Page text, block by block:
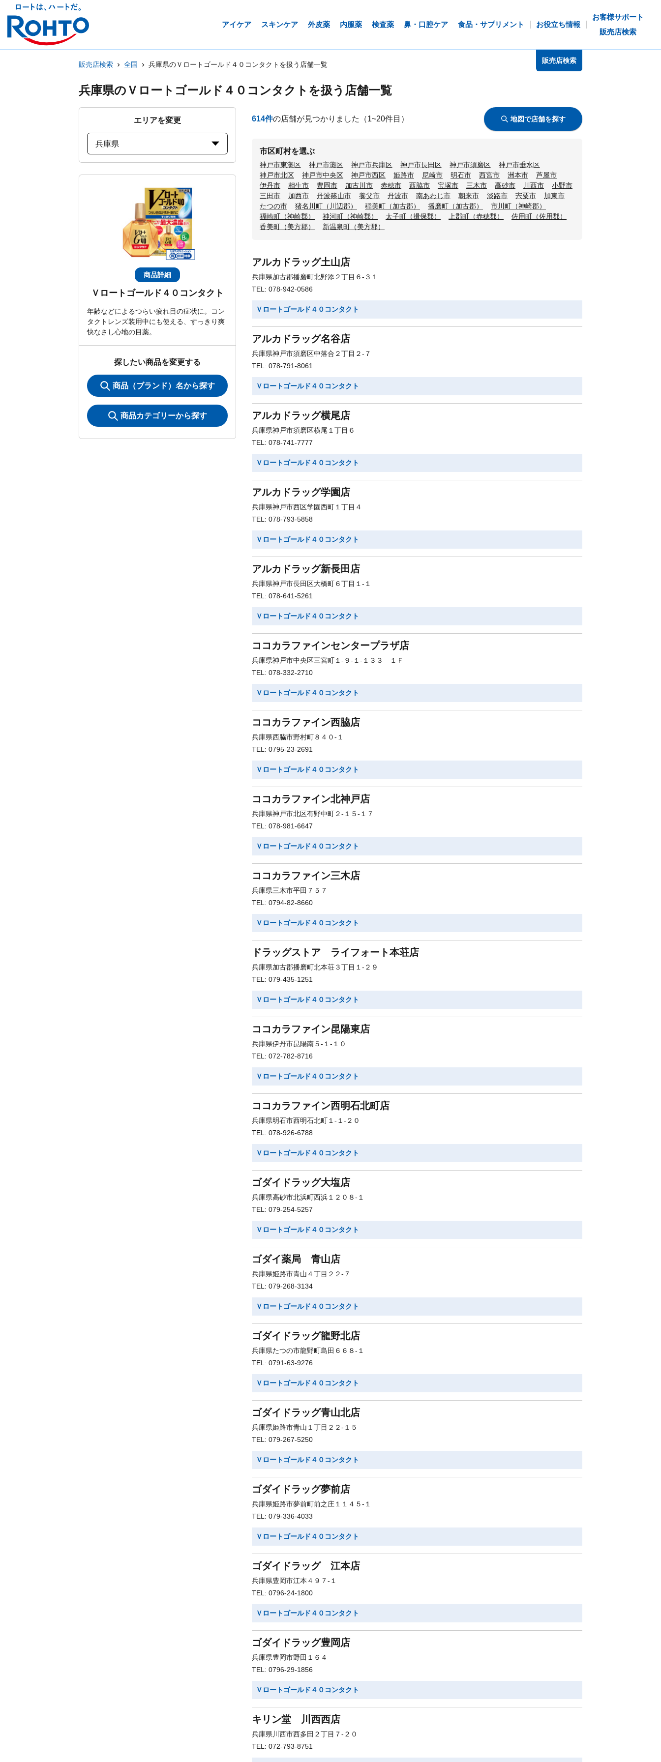
アイケア スキンケア 外皮薬 内服薬 検査薬 鼻・口腔ケア 食品・サプリメント お役立ち情報
お客様サポート
販売店検索
販売店検索 全国 兵庫県のＶロートゴールド４０コンタクトを扱う店舗一覧 販売店検索
兵庫県のＶロートゴールド４０コンタクトを扱う店舗一覧
エリアを変更
兵庫県
商品詳細
Ｖロートゴールド４０コンタクト
年齢などによるつらい疲れ目の症状に。コン
タクトレンズ装用中にも使える、すっきり爽
快なさし心地の目薬。
探したい商品を変更する
商品（ブランド）名から探す
商品カテゴリーから探す
614件の店舗が見つかりました （1~20件目） 地図で店舗を探す
市区町村を選ぶ
神戸市東灘区 神戸市灘区 神戸市兵庫区 神戸市長田区 神戸市須磨区
神戸市垂水区
神戸市北区
神戸市中央区 神戸市西区 姫路市 尼崎市 明石市 西宮市 洲本市
芦屋市
伊丹市
相生市 豊岡市 加古川市 赤穂市 西脇市 宝塚市 三木市 高砂市 川西市
小野市
三田市
加西市 丹波篠山市 養父市 丹波市 南あわじ市 朝来市 淡路市 宍粟市
加東市
たつの市
猪名川町（川辺郡） 稲美町（加古郡） 播磨町（加古郡）
市川町（神崎郡）
福崎町（神崎郡）
神河町（神崎郡） 太子町（揖保郡） 上郡町（赤穂郡）
佐用町（佐用郡）
香美町（美方郡）
新温泉町（美方郡）
アルカドラッグ土山店
兵庫県加古郡播磨町北野添２丁目６-３１
TEL: 078-942-0586
Ｖロートゴールド４０コンタクト
アルカドラッグ名谷店
兵庫県神戸市須磨区中落合２丁目２-７
TEL: 078-791-8061
Ｖロートゴールド４０コンタクト
アルカドラッグ横尾店
兵庫県神戸市須磨区横尾１丁目６
TEL: 078-741-7777
Ｖロートゴールド４０コンタクト
アルカドラッグ学園店
兵庫県神戸市西区学園西町１丁目４
TEL: 078-793-5858
Ｖロートゴールド４０コンタクト
アルカドラッグ新長田店
兵庫県神戸市長田区大橋町６丁目１-１
TEL: 078-641-5261
Ｖロートゴールド４０コンタクト
ココカラファインセンタープラザ店
兵庫県神戸市中央区三宮町１-９-１-１３３ １Ｆ
TEL: 078-332-2710
Ｖロートゴールド４０コンタクト
ココカラファイン西脇店
兵庫県西脇市野村町８４０-１
TEL: 0795-23-2691
Ｖロートゴールド４０コンタクト
ココカラファイン北神戸店
兵庫県神戸市北区有野中町２-１５-１７
TEL: 078-981-6647
Ｖロートゴールド４０コンタクト
ココカラファイン三木店
兵庫県三木市平田７５７
TEL: 0794-82-8660
Ｖロートゴールド４０コンタクト
ドラッグストア ライフォート本荘店
兵庫県加古郡播磨町北本荘３丁目１-２９
TEL: 079-435-1251
Ｖロートゴールド４０コンタクト
ココカラファイン昆陽東店
兵庫県伊丹市昆陽南５-１-１０
TEL: 072-782-8716
Ｖロートゴールド４０コンタクト
ココカラファイン西明石北町店
兵庫県明石市西明石北町１-１-２０
TEL: 078-926-6788
Ｖロートゴールド４０コンタクト
ゴダイドラッグ大塩店
兵庫県高砂市北浜町西浜１２０８-１
TEL: 079-254-5257
Ｖロートゴールド４０コンタクト
ゴダイ薬局 青山店
兵庫県姫路市青山４丁目２２-７
TEL: 079-268-3134
Ｖロートゴールド４０コンタクト
ゴダイドラッグ龍野北店
兵庫県たつの市龍野町島田６６８-１
TEL: 0791-63-9276
Ｖロートゴールド４０コンタクト
ゴダイドラッグ青山北店
兵庫県姫路市青山１丁目２２-１５
TEL: 079-267-5250
Ｖロートゴールド４０コンタクト
ゴダイドラッグ夢前店
兵庫県姫路市夢前町前之庄１１４５-１
TEL: 079-336-4033
Ｖロートゴールド４０コンタクト
ゴダイドラッグ 江本店
兵庫県豊岡市江本４９７-１
TEL: 0796-24-1800
Ｖロートゴールド４０コンタクト
ゴダイドラッグ豊岡店
兵庫県豊岡市野田１６４
TEL: 0796-29-1856
Ｖロートゴールド４０コンタクト
キリン堂 川西西店
兵庫県川西市西多田２丁目７-２０
TEL: 072-793-8751